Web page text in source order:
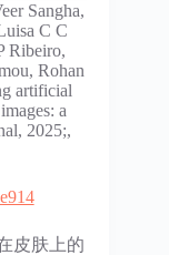
Sangha,
C C
Ribeiro,
Rohan
artificial
a
2025;,
皮肤上的